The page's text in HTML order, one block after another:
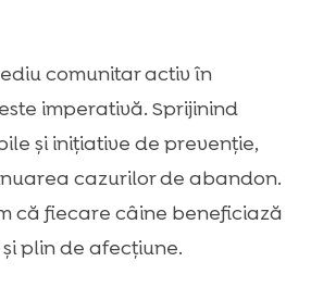
comunitar activ în
imperativă. Sprijinind
și inițiative de prevenție,
cazurilor de abandon.
că fiecare câine beneficiază
plin de afecțiune.